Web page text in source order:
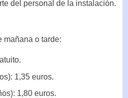
del personal de la instalación.
mañana o tarde:
1,35 euros.
1,80 euros.